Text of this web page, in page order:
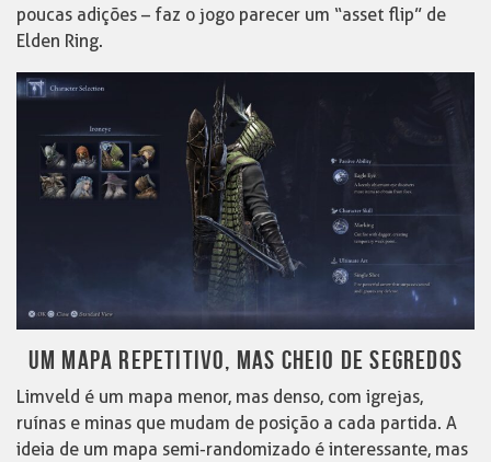
poucas adições – faz o jogo parecer um “asset flip” de
Elden Ring.
UM MAPA REPETITIVO, MAS CHEIO DE SEGREDOS
Limveld é um mapa menor, mas denso, com igrejas,
ruínas e minas que mudam de posição a cada partida. A
ideia de um mapa semi-randomizado é interessante, mas